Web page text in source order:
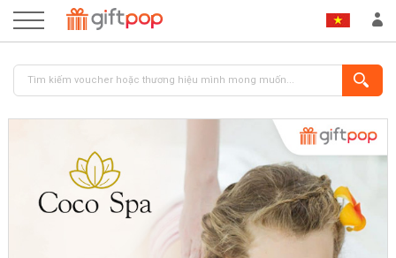
ĐĂNG KÝ